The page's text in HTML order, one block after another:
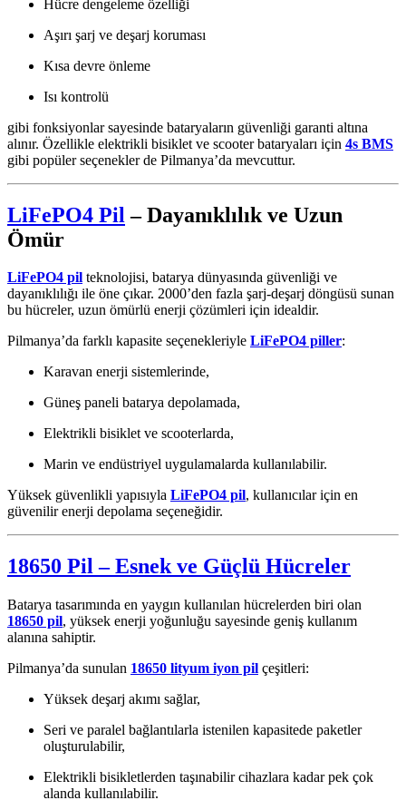
Hücre dengeleme özelliği
Aşırı şarj ve deşarj koruması
Kısa devre önleme
Isı kontrolü
gibi fonksiyonlar sayesinde bataryaların güvenliği garanti altına
alınır. Özellikle elektrikli bisiklet ve scooter bataryaları için 4s BMS
gibi popüler seçenekler de Pilmanya’da mevcuttur.
LiFePO4 Pil – Dayanıklılık ve Uzun
Ömür
LiFePO4 pil teknolojisi, batarya dünyasında güvenliği ve
dayanıklılığı ile öne çıkar. 2000’den fazla şarj-deşarj döngüsü sunan
bu hücreler, uzun ömürlü enerji çözümleri için idealdir.
Pilmanya’da farklı kapasite seçenekleriyle LiFePO4 piller:
Karavan enerji sistemlerinde,
Güneş paneli batarya depolamada,
Elektrikli bisiklet ve scooterlarda,
Marin ve endüstriyel uygulamalarda kullanılabilir.
Yüksek güvenlikli yapısıyla LiFePO4 pil, kullanıcılar için en
güvenilir enerji depolama seçeneğidir.
18650 Pil – Esnek ve Güçlü Hücreler
Batarya tasarımında en yaygın kullanılan hücrelerden biri olan
18650 pil, yüksek enerji yoğunluğu sayesinde geniş kullanım
alanına sahiptir.
Pilmanya’da sunulan 18650 lityum iyon pil çeşitleri:
Yüksek deşarj akımı sağlar,
Seri ve paralel bağlantılarla istenilen kapasitede paketler
oluşturulabilir,
Elektrikli bisikletlerden taşınabilir cihazlara kadar pek çok
alanda kullanılabilir.